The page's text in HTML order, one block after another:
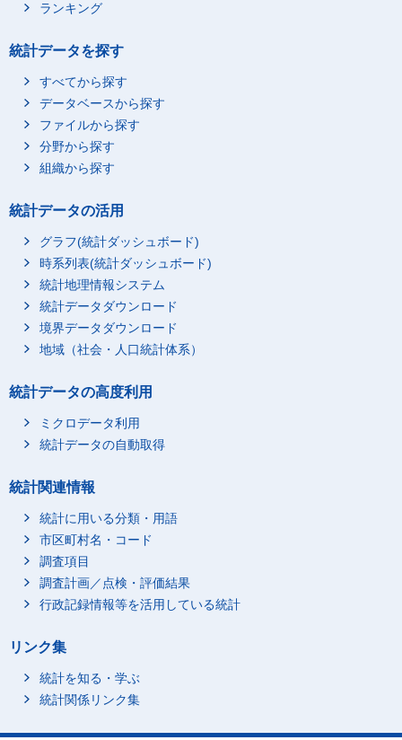
ランキング
統計データを探す
すべてから探す
データベースから探す
ファイルから探す
分野から探す
組織から探す
統計データの活用
グラフ(統計ダッシュボード)
時系列表(統計ダッシュボード)
統計地理情報システム
統計データダウンロード
境界データダウンロード
地域（社会・人口統計体系）
統計データの高度利用
ミクロデータ利用
統計データの自動取得
統計関連情報
統計に用いる分類・用語
市区町村名・コード
調査項目
調査計画／点検・評価結果
行政記録情報等を活用している統計
リンク集
統計を知る・学ぶ
統計関係リンク集